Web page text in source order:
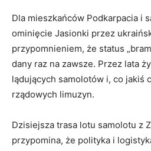
Dla mieszkańców Podkarpacia i
ominięcie Jasionki przez
przypomnieniem, że status
dany raz na zawsze. Przez lata
lądujących samolotów i, co jakiś
rządowych limuzyn.
Dzisiejsza trasa lotu samolotu z
przypomina, że polityka i